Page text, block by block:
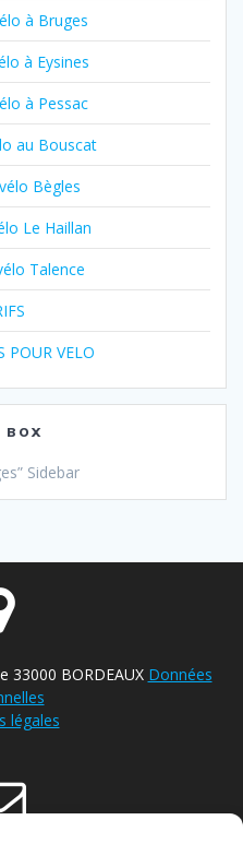
à Bruges
à Eysines
à Pessac
au Bouscat
Bègles
Le Haillan
Talence
POUR VELO
BOX
Sidebar
33000 BORDEAUX Données
légales